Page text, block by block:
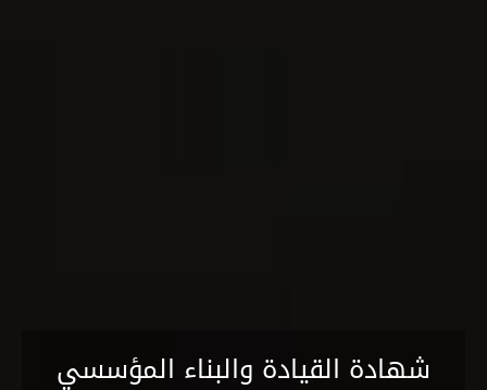
شهادة القيادة والبناء المؤسسي